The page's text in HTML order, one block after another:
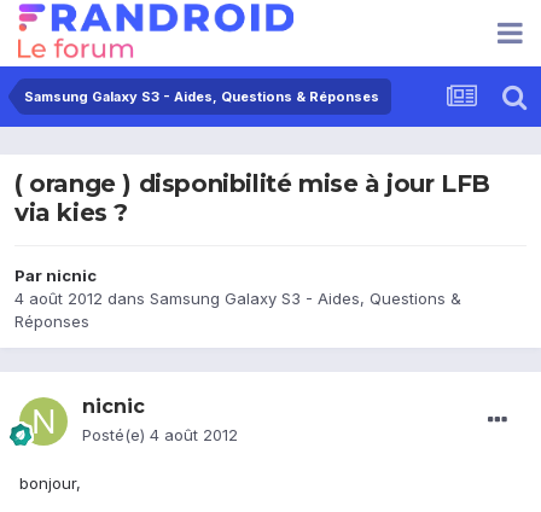
Samsung Galaxy S3 - Aides, Questions & Réponses
( orange ) disponibilité mise à jour LFB
via kies ?
Par nicnic
4 août 2012 dans Samsung Galaxy S3 - Aides, Questions &
Réponses
nicnic
Posté(e) 4 août 2012
bonjour,